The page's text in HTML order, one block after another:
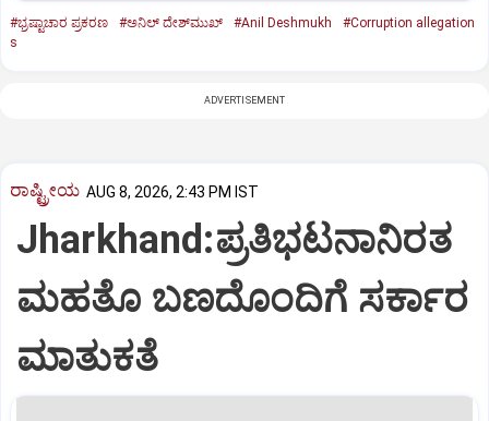
#ಭ್ರಷ್ಟಾಚಾರ ಪ್ರಕರಣ #ಅನಿಲ್‌ ದೇಶ್‌ಮುಖ್‌ #Anil Deshmukh
#Corruption allegation
s
ADVERTISEMENT
ರಾಷ್ಟ್ರೀಯ AUG 8, 2026, 2:43 PM IST
Jharkhand:ಪ್ರತಿಭಟನಾನಿರತ
ಮಹತೊ ಬಣದೊಂದಿಗೆ ಸರ್ಕಾರ
ಮಾತುಕತೆ